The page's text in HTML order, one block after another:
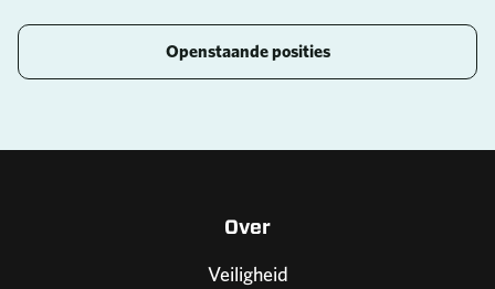
Openstaande posities
Over
Veiligheid